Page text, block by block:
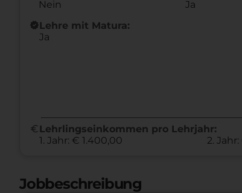
Nein
Ja
new_releasesLehre mit Matura:
Ja
euro Lehrlingseinkommen pro Lehrjahr:
1. Jahr: € 1.400,00
2.
Jobbeschreibung